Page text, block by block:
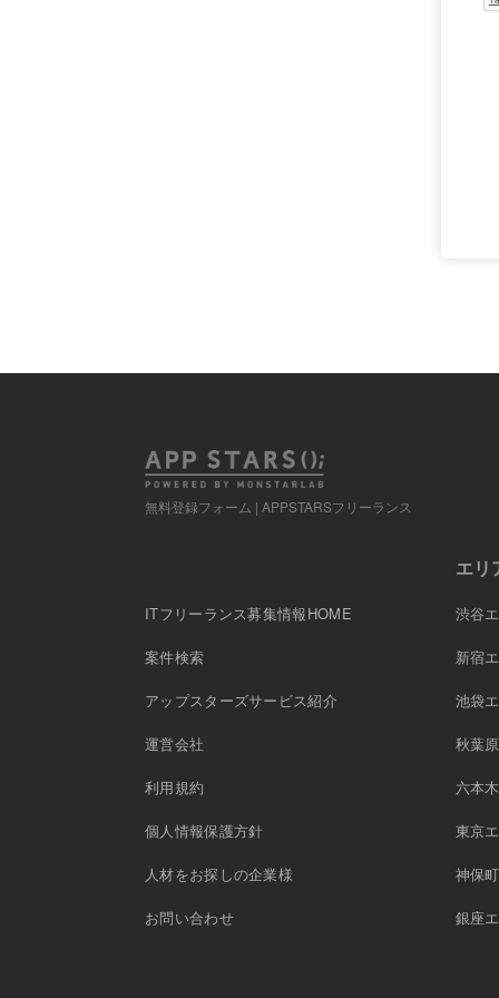
無料登録フォーム | APPSTARSフリーランス
ITフリーランス募集情報HOME
案件検索
アップスターズサービス紹介
運営会社
利用規約
個人情報保護方針
人材をお探しの企業様
お問い合わせ
エリ
渋谷
新宿
池袋
秋葉
六本
東京
神保
銀座